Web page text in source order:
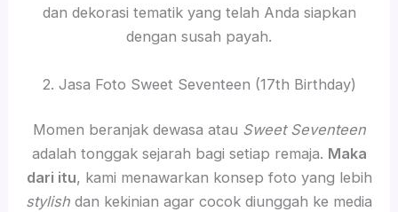
dan dekorasi tematik yang telah Anda siapkan
dengan susah payah.
2. Jasa Foto Sweet Seventeen (17th Birthday)
Momen beranjak dewasa atau Sweet Seventeen
adalah tonggak sejarah bagi setiap remaja. Maka
dari itu, kami menawarkan konsep foto yang lebih
stylish dan kekinian agar cocok diunggah ke media